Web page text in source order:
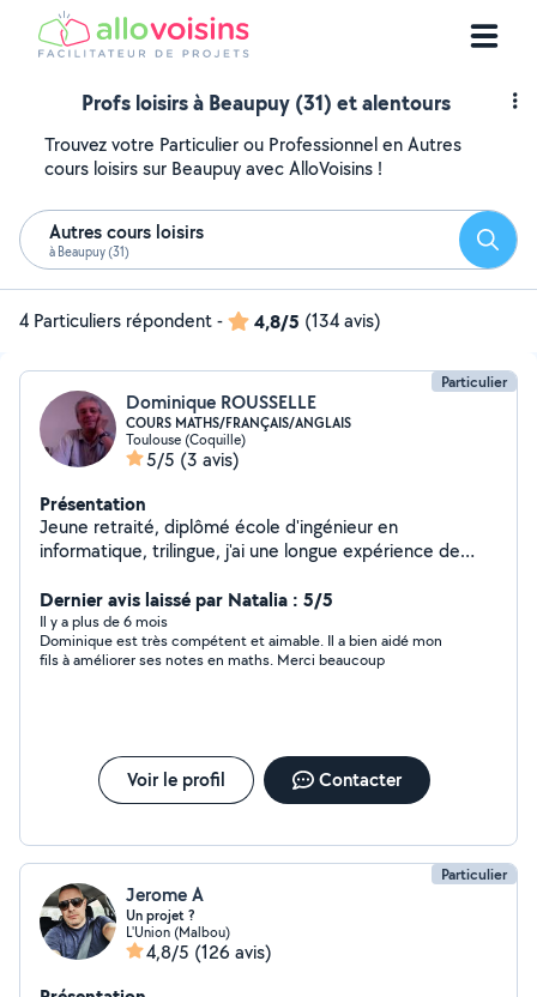
Profs loisirs à Beaupuy (31) et alentours
Trouvez votre Particulier ou Professionnel en Autres
cours loisirs sur Beaupuy avec AlloVoisins !
Autres cours loisirs
à Beaupuy (31)
4 Particuliers répondent- 4,8/5 (134 avis)
Particulier
Dominique ROUSSELLE
COURS MATHS/FRANÇAIS/ANGLAIS
Toulouse (Coquille)
5/5 (3 avis)
Présentation
Jeune retraité, diplômé école d'ingénieur en
informatique, trilingue, j'ai une longue expérience de
ou privé. J'accompagne aussi bien des jeunes en
primaire/collégiens/lycéens (y compris bénéficiant d'un
AESH) pour de l'aide aux devoirs et la préparation des
examens (français, maths, physique, anglais, espagnol),
Expérience, dynamisme, bienveillance et adaptation aux
besoins spécifiques de chacun : n'hésitez pas me
Dernier avis laissé par Natalia : 5/5
Il y a plus de 6 mois
Dominique est très compétent et aimable. Il a bien aidé mon
fils à améliorer ses notes en maths. Merci beaucoup
Voir le profil Contacter
Particulier
Jerome A
Un projet ?
L'Union (Malbou)
4,8/5 (126 avis)